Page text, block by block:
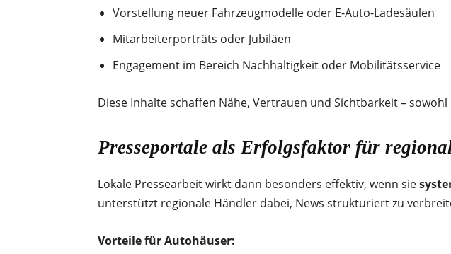
Vorstellung neuer Fahrzeugmodelle oder E-Auto-Ladesäulen
Mitarbeiterporträts oder Jubiläen
Engagement im Bereich Nachhaltigkeit oder Mobilitätsservice
Diese Inhalte schaffen Nähe, Vertrauen und Sichtbarkeit –
Presseportale als Erfolgsfaktor für
Lokale Pressearbeit wirkt dann besonders effektiv, wenn sie
unterstützt regionale Händler dabei, News strukturiert zu
Vorteile für Autohäuser: